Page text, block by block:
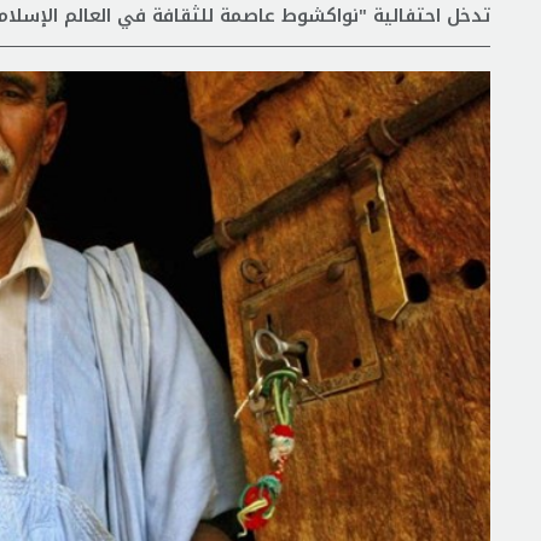
تدخل احتفالية "نواكشوط عاصمة للثقافة في العالم الإسلامي 2023" ضمن مسار العواصم الثقافية للعالم